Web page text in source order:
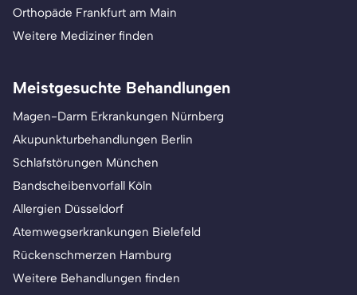
Orthopäde Frankfurt am Main
Weitere Mediziner finden
Meistgesuchte Behandlungen
Magen-Darm Erkrankungen Nürnberg
Akupunkturbehandlungen Berlin
Schlafstörungen München
Bandscheibenvorfall Köln
Allergien Düsseldorf
Atemwegserkrankungen Bielefeld
Rückenschmerzen Hamburg
Weitere Behandlungen finden